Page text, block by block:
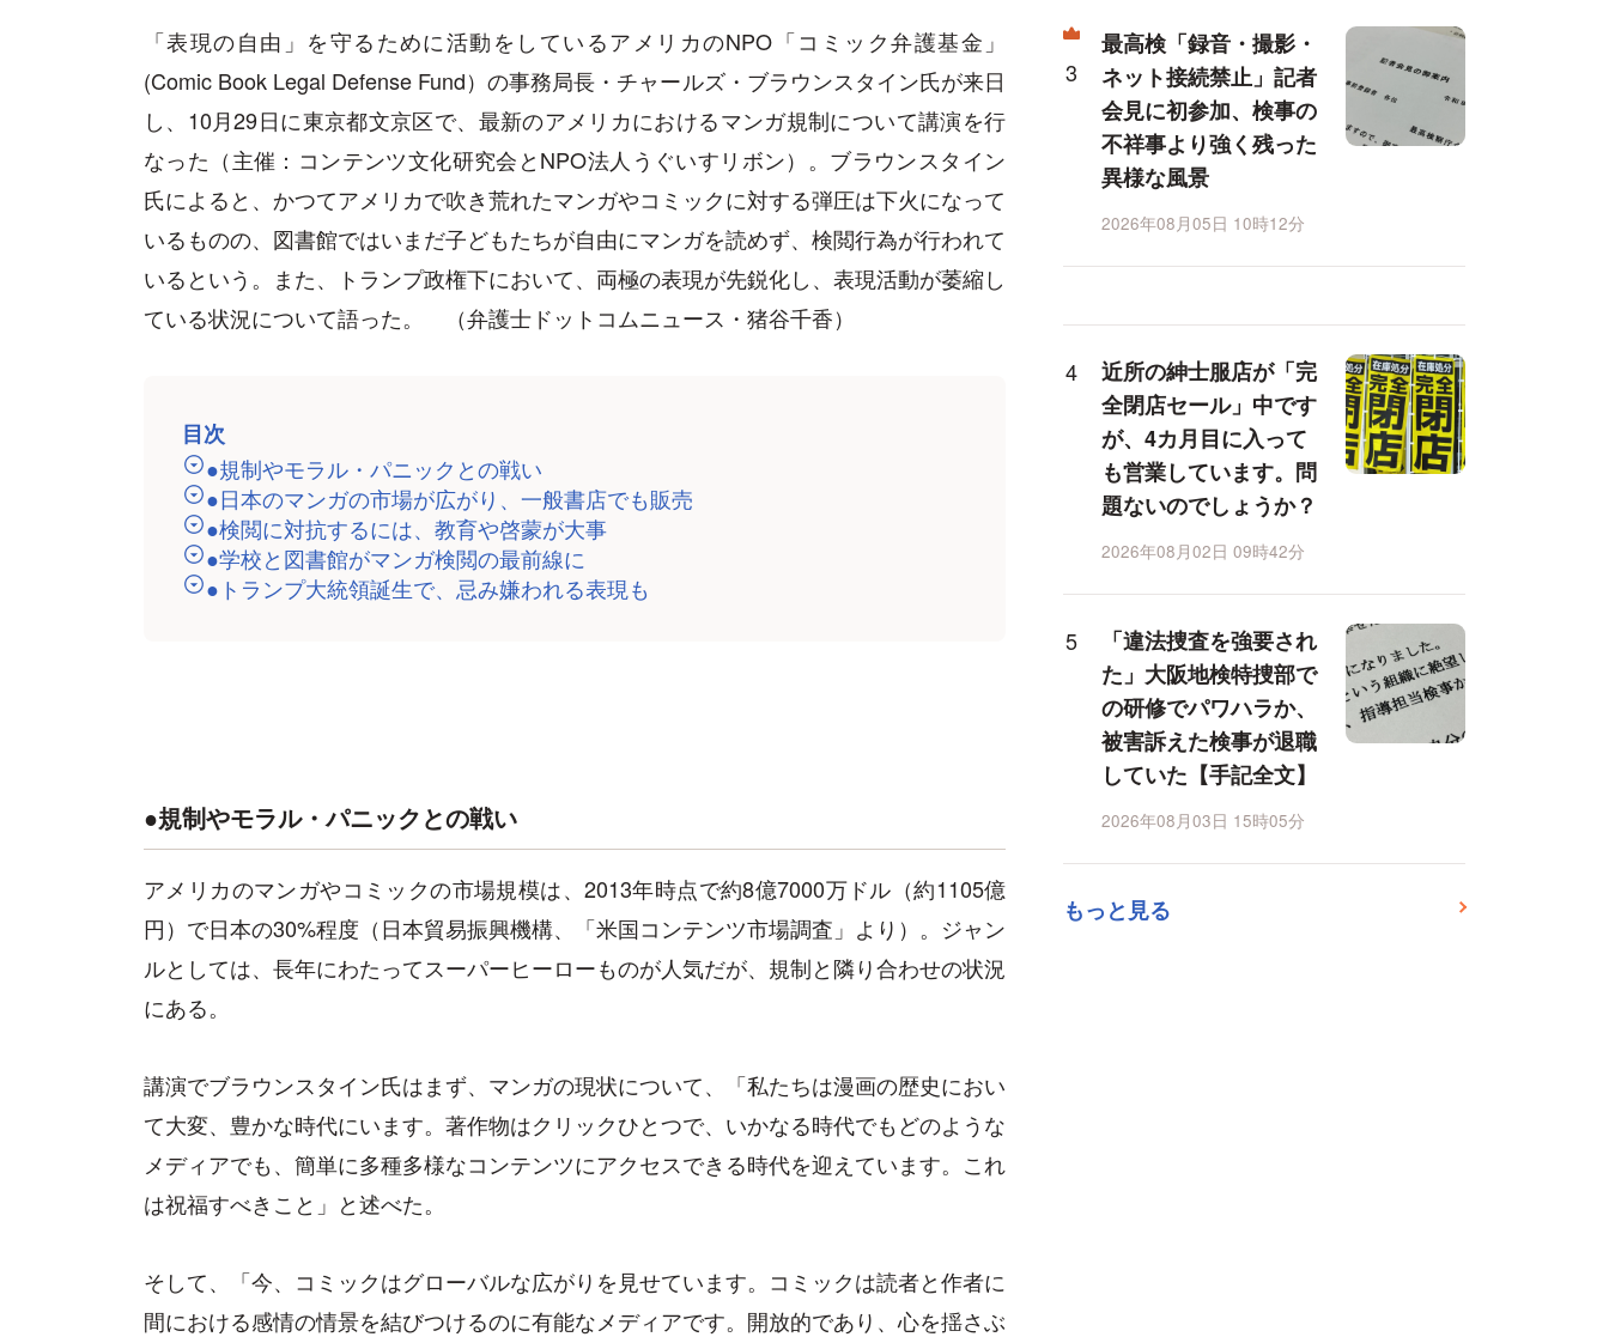
「表現の自由」を守るために活動をしているアメリカのNPO「コミック弁護基金」
(Comic Book Legal Defense Fund）の事務局長・チャールズ・ブラウンスタイン氏が来日
し、10月29日に東京都文京区で、最新のアメリカにおけるマンガ規制について講演を行
なった（主催：コンテンツ文化研究会とNPO法人うぐいすリボン）。ブラウンスタイン
氏によると、かつてアメリカで吹き荒れたマンガやコミックに対する弾圧は下火になって
いるものの、図書館ではいまだ子どもたちが自由にマンガを読めず、検閲行為が行われて
いるという。また、トランプ政権下において、両極の表現が先鋭化し、表現活動が萎縮し
ている状況について語った。 （弁護士ドットコムニュース・猪谷千香）
目次
●規制やモラル・パニックとの戦い
●日本のマンガの市場が広がり、一般書店でも販売
●検閲に対抗するには、教育や啓蒙が大事
●学校と図書館がマンガ検閲の最前線に
●トランプ大統領誕生で、忌み嫌われる表現も
●規制やモラル・パニックとの戦い
アメリカのマンガやコミックの市場規模は、2013年時点で約8億7000万ドル（約1105億
円）で日本の30%程度（日本貿易振興機構、「米国コンテンツ市場調査」より）。ジャン
ルとしては、長年にわたってスーパーヒーローものが人気だが、規制と隣り合わせの状況
にある。
講演でブラウンスタイン氏はまず、マンガの現状について、「私たちは漫画の歴史におい
て大変、豊かな時代にいます。著作物はクリックひとつで、いかなる時代でもどのような
メディアでも、簡単に多種多様なコンテンツにアクセスできる時代を迎えています。これ
は祝福すべきこと」と述べた。
そして、「今、コミックはグローバルな広がりを見せています。コミックは読者と作者に
間における感情の情景を結びつけるのに有能なメディアです。開放的であり、心を揺さぶ
最高検「録音・撮影・
ネット接続禁止」記者
会見に初参加、検事の
不祥事より強く残った
異様な風景
2026年08月05日 10時12分
近所の紳士服店が「完
全閉店セール」中です
が、4カ月目に入って
も営業しています。問
題ないのでしょうか？
2026年08月02日 09時42分
「違法捜査を強要され
た」大阪地検特捜部で
の研修でパワハラか、
被害訴えた検事が退職
していた【手記全文】
2026年08月03日 15時05分
もっと見る